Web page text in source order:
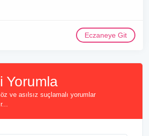
Eczaneye Git
Yorumla
ve asılsız suçlamalı yorumlar